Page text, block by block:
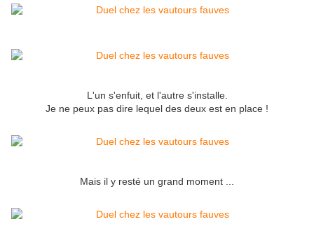
L'un s'enfuit, et l'autre s'installe.
Je ne peux pas dire lequel des deux est en place !
Mais il y resté un grand moment ...